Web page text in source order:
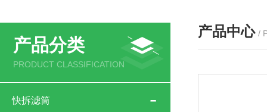
产品分类
PRODUCT CLASSIFICATION
快拆滤筒
产品中心 /